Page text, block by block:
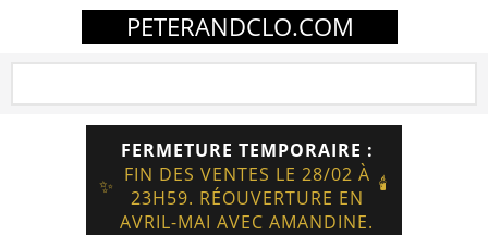
PETERANDCLO.COM
✨
FERMETURE TEMPORAIRE :
FIN DES VENTES LE 28/02 À
23H59. RÉOUVERTURE EN
AVRIL-MAI AVEC AMANDINE.
🕯️